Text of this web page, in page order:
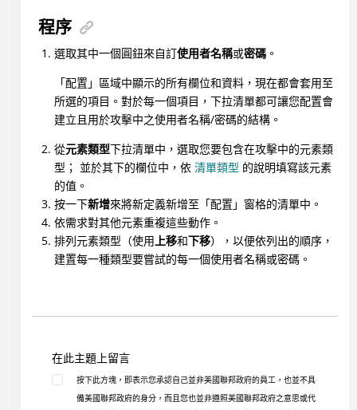
程序
選取其中一個圓鈕來自訂使用者名稱或密碼。
「配置」區域中顯示的所有欄位和資料，現在都會套用至
所選的項目。對於每一個項目，下拉清單都可讓您配置會
建立且用於攻擊中之使用者名稱/密碼的結構。
從元素類型下拉清單中，選取您要包含在攻擊中的元素類
型； 並於其下的欄位中，依 清單類型 的說明填寫該元素
的值。
按一下新增來將新定義新增至「配置」窗格的清單中。
依需求對其他元素重複這些動作。
排列元素類型（使用上移和下移），以便依列出的順序，
建置每一種類型要嘗試的每一個使用者名稱或密碼。
在此主題上留言
按下此方塊，即表示您承認自己並非美國聯邦政府的員工，也並不具
備美國聯邦政府的身分，而且您也並非遵照美國聯邦政府之意思或代